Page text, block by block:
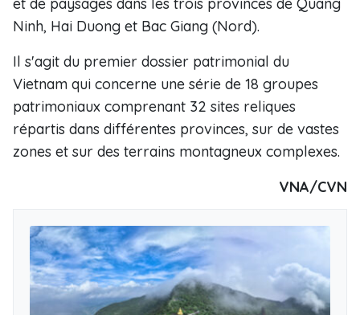
Ninh, Hai Duong et Bac Giang (Nord).
Il s'agit du premier dossier patrimonial du
Vietnam qui concerne une série de 18 groupes
patrimoniaux comprenant 32 sites reliques
répartis dans différentes provinces, sur de vastes
zones et sur des terrains montagneux complexes.
VNA/CVN